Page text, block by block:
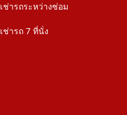
เช่ารถระหว่างซ่อม
เช่ารถ 7 ที่นั่ง